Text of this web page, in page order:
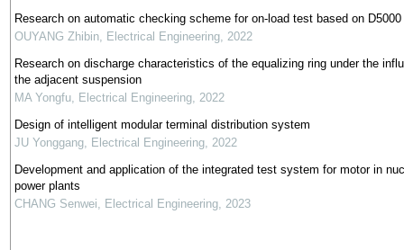
Research on automatic checking scheme for on-load test based on
OUYANG Zhibin, Electrical Engineering, 2022
Research on discharge characteristics of the equalizing ring under the
the adjacent suspension
MA Yongfu, Electrical Engineering, 2022
Design of intelligent modular terminal distribution system
JU Yonggang, Electrical Engineering, 2022
Development and application of the integrated test system for motor in
power plants
CHANG Senwei, Electrical Engineering, 2023